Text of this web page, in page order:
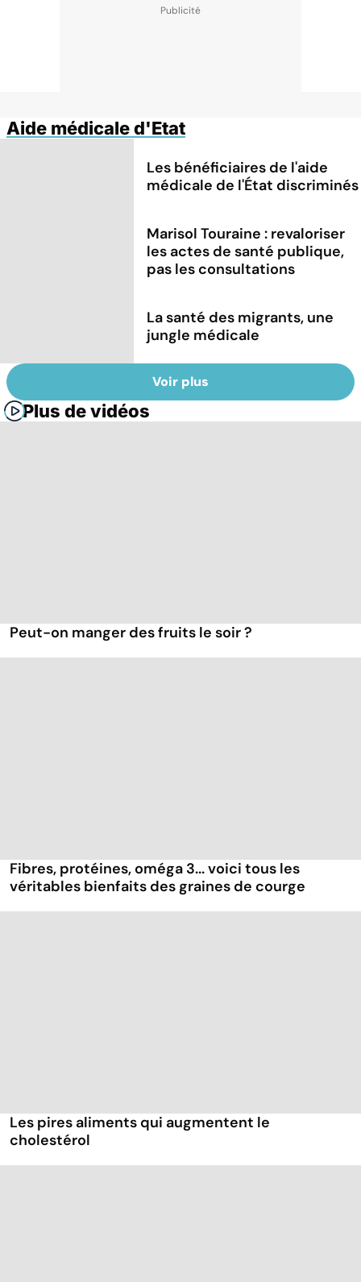
Aide médicale d'Etat
Les bénéficiaires de l'aide
médicale de l'État discriminés
Marisol Touraine : revaloriser
les actes de santé publique,
pas les consultations
La santé des migrants, une
jungle médicale
Voir plus
Plus de vidéos
Peut-on manger des fruits le soir ?
Fibres, protéines, oméga 3... voici tous les
véritables bienfaits des graines de courge
Les pires aliments qui augmentent le
cholestérol